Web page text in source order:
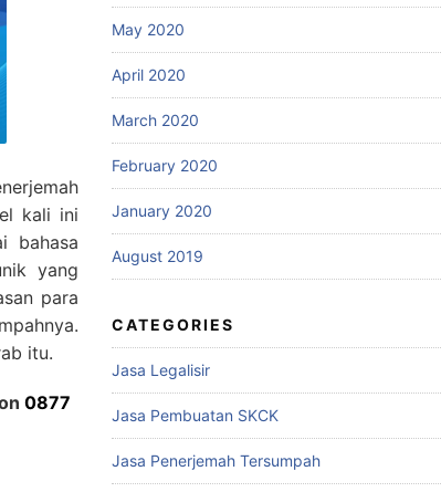
kali ini
bahasa
yang
para
itu.
0877
May 2020
April 2020
March 2020
February 2020
January 2020
August 2019
CATEGORIES
Jasa Legalisir
Jasa Pembuatan SKCK
Jasa Penerjemah Tersumpah